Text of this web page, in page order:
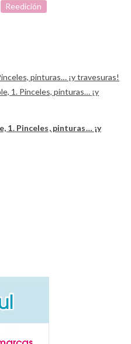
Reedición
1. Pinceles, pinturas… ¡y